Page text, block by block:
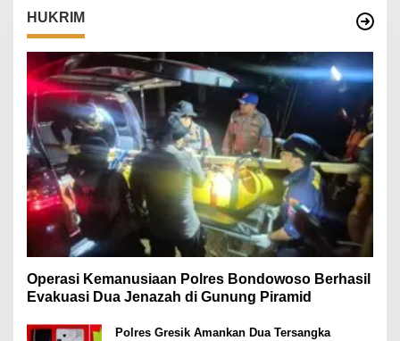
HUKRIM
Operasi Kemanusiaan Polres Bondowoso Berhasil
Evakuasi Dua Jenazah di Gunung Piramid
Polres Gresik Amankan Dua Tersangka